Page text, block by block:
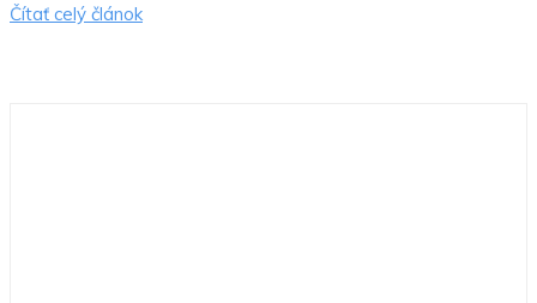
Čítať celý článok